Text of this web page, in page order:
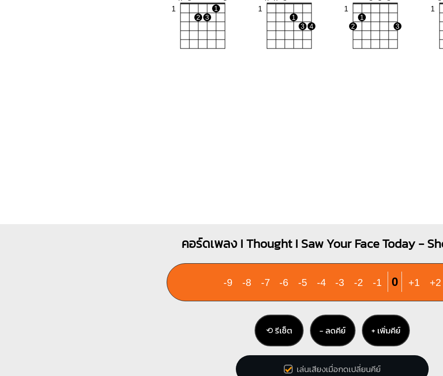
1
1
2
3
1
1
3
4
1
1
2
3
1
คอร์ดเพลง I Thought I Saw Your Face Today -
-9 -8 -7 -6 -5 -4 -3 -2 -1 0 +1 +2
⟲ รีเซ็ต − ลดคีย์ + เพิ่มคีย์
เล่นเสียงเมื่อกดเปลี่ยนคีย์